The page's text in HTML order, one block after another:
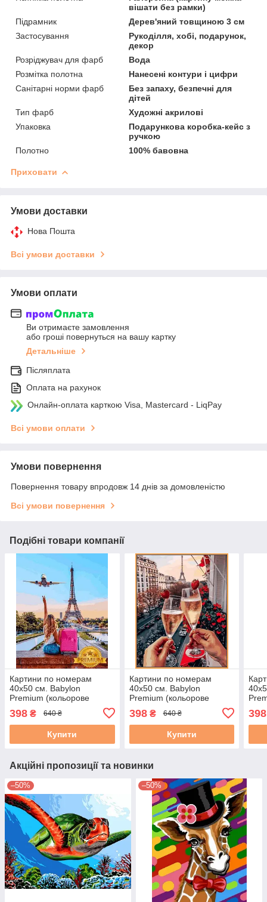
вішати без рамки)
Підрамник
Дерев'яний товщиною 3 см
Застосування
Рукоділля, хобі, подарунок,
декор
Розріджувач для фарб
Вода
Розмітка полотна
Нанесені контури і цифри
Санітарні норми фарб
Без запаху, безпечні для
дітей
Тип фарб
Художні акрилові
Упаковка
Подарункова коробка-кейс з
ручкою
Полотно
100% бавовна
Приховати
Умови доставки
Нова Пошта
Всі умови доставки
Умови оплати
Ви отримаєте замовлення
або гроші повернуться на вашу картку
Детальніше
Післяплата
Оплата на рахунок
Онлайн-оплата карткою Visa, Mastercard - LiqPay
Всі умови оплати
Умови повернення
Повернення товару впродовж 14 днів за домовленістю
Всі умови повернення
Подібні товари компанії
Картини по номерам
40х50 см. Babylon
Premium (кольорове
Мандрівниця
398 ₴ 640 ₴
Купити
Картини по номерам
40х50 см. Babylon
Premium (кольорове
вечір (NB 2221)
398₴ 640 ₴
Купити
398
Акційні пропозиції та новинки
–50% –50%